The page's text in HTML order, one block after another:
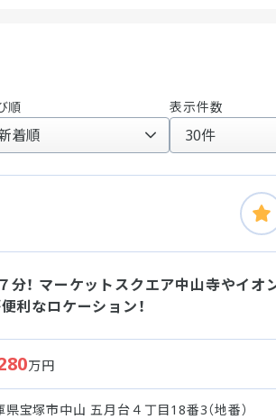
順 表示件数
分！ マーケットスクエア中山寺やイオ
利なロケーション！
万円
県宝塚市中山 五月台４丁目18番3（地番）